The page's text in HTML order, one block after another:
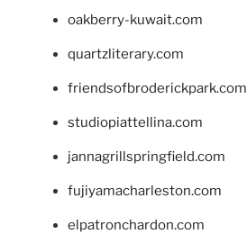
oakberry-kuwait.com
quartzliterary.com
friendsofbroderickpark.com
studiopiattellina.com
jannagrillspringfield.com
fujiyamacharleston.com
elpatronchardon.com